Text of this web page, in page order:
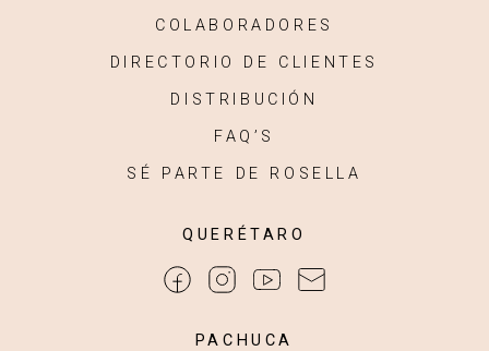
COLABORADORES
DIRECTORIO DE CLIENTES
DISTRIBUCIÓN
FAQ’S
SÉ PARTE DE ROSELLA
QUERÉTARO
PACHUCA